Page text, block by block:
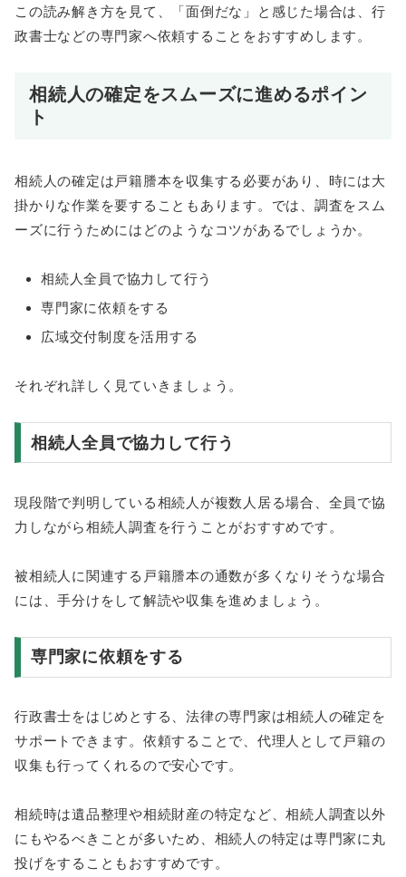
この読み解き方を見て、「面倒だな」と感じた場合は、行
政書士などの専門家へ依頼することをおすすめします。
相続人の確定をスムーズに進めるポイン
ト
相続人の確定は戸籍謄本を収集する必要があり、時には大
掛かりな作業を要することもあります。では、調査をスム
ーズに行うためにはどのようなコツがあるでしょうか。
相続人全員で協力して行う
専門家に依頼をする
広域交付制度を活用する
それぞれ詳しく見ていきましょう。
相続人全員で協力して行う
現段階で判明している相続人が複数人居る場合、全員で協
力しながら相続人調査を行うことがおすすめです。
被相続人に関連する戸籍謄本の通数が多くなりそうな場合
には、手分けをして解読や収集を進めましょう。
専門家に依頼をする
行政書士をはじめとする、法律の専門家は相続人の確定を
サポートできます。依頼することで、代理人として戸籍の
収集も行ってくれるので安心です。
相続時は遺品整理や相続財産の特定など、相続人調査以外
にもやるべきことが多いため、相続人の特定は専門家に丸
投げをすることもおすすめです。